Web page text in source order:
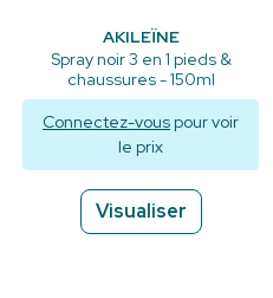
AKILEÏNE
Spray noir 3 en 1 pieds &
chaussures - 150ml
Connectez-vous pour voir
le prix
Visualiser